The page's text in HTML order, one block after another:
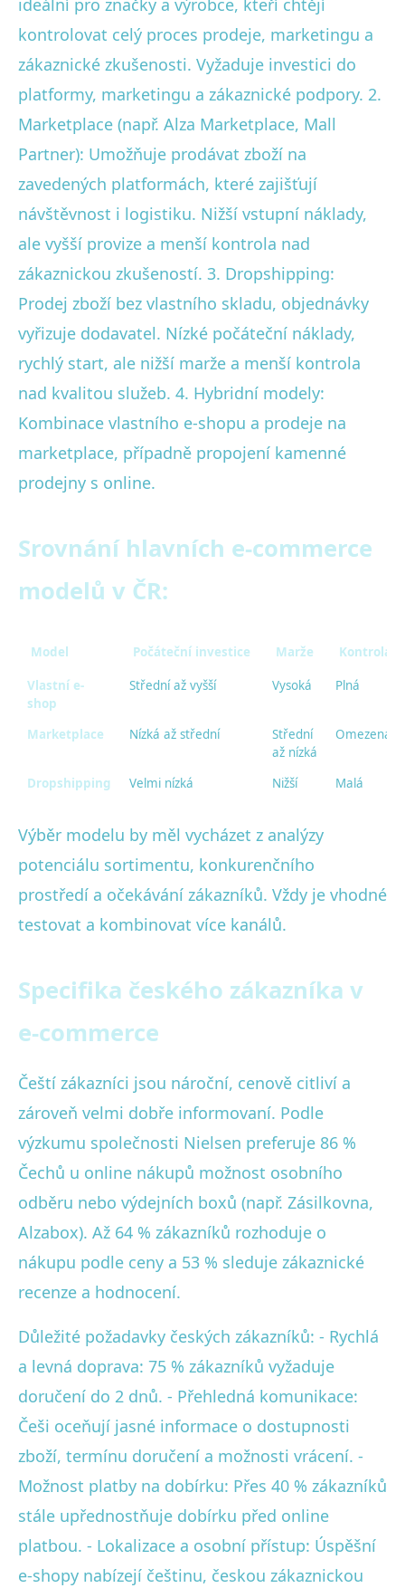
ideální pro značky a výrobce, kteří chtějí
kontrolovat celý proces prodeje, marketingu a
zákaznické zkušenosti. Vyžaduje investici do
platformy, marketingu a zákaznické podpory. 2.
Marketplace (např. Alza Marketplace, Mall
Partner): Umožňuje prodávat zboží na
zavedených platformách, které zajišťují
návštěvnost i logistiku. Nižší vstupní náklady,
ale vyšší provize a menší kontrola nad
zákaznickou zkušeností. 3. Dropshipping:
Prodej zboží bez vlastního skladu, objednávky
vyřizuje dodavatel. Nízké počáteční náklady,
rychlý start, ale nižší marže a menší kontrola
nad kvalitou služeb. 4. Hybridní modely:
Kombinace vlastního e-shopu a prodeje na
marketplace, případně propojení kamenné
prodejny s online.
Srovnání hlavních e-commerce
modelů v ČR:
Model Počáteční investice Marže Kontrola
Vlastní e-
shop
Střední až vyšší Vysoká Plná
Marketplace Nízká až střední
Střední
až nízká
Omezená
Dropshipping Velmi nízká Nižší Malá
Výběr modelu by měl vycházet z analýzy
potenciálu sortimentu, konkurenčního
prostředí a očekávání zákazníků. Vždy je vhodné
testovat a kombinovat více kanálů.
Specifika českého zákazníka v
e-commerce
Čeští zákazníci jsou nároční, cenově citliví a
zároveň velmi dobře informovaní. Podle
výzkumu společnosti Nielsen preferuje 86 %
Čechů u online nákupů možnost osobního
odběru nebo výdejních boxů (např. Zásilkovna,
Alzabox). Až 64 % zákazníků rozhoduje o
nákupu podle ceny a 53 % sleduje zákaznické
recenze a hodnocení.
Důležité požadavky českých zákazníků: - Rychlá
a levná doprava: 75 % zákazníků vyžaduje
doručení do 2 dnů. - Přehledná komunikace:
Češi oceňují jasné informace o dostupnosti
zboží, termínu doručení a možnosti vrácení. -
Možnost platby na dobírku: Přes 40 % zákazníků
stále upřednostňuje dobírku před online
platbou. - Lokalizace a osobní přístup: Úspěšní
e-shopy nabízejí češtinu, českou zákaznickou